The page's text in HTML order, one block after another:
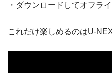
・ダウンロードしてオフラ
これだけ楽しめるのはU-